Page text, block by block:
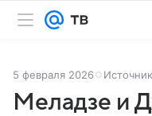
5 февраля 2026
Меладзе и